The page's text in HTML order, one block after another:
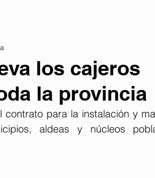
los cajeros
la provincia
para la instalación y
aldeas y núcleos